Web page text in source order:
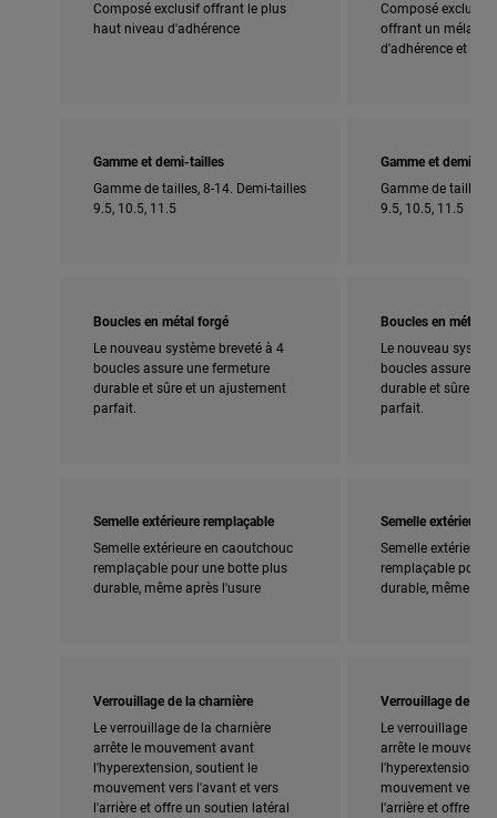
Composé exclusif offrant le plus
haut niveau d'adhérence
Composé exclusif
offrant un
d'adhérence et de
Gamme et demi-tailles
Gamme de tailles, 8-14. Demi-tailles
9.5, 10.5, 11.5
Gamme et demi-
Gamme de tailles,
9.5, 10.5, 11.5
Boucles en métal forgé
Le nouveau système breveté à 4
boucles assure une fermeture
durable et sûre et un ajustement
parfait.
Boucles en métal
Le nouveau
boucles assure
durable et sûre et
parfait.
Semelle extérieure remplaçable
Semelle extérieure en caoutchouc
remplaçable pour une botte plus
durable, même après l'usure
Semelle extérieure
Semelle extérieure
remplaçable pour
durable, même
Verrouillage de la charnière
Le verrouillage de la charnière
arrête le mouvement avant
l'hyperextension, soutient le
mouvement vers l'avant et vers
l'arrière et offre un soutien latéral
Verrouillage de la
Le verrouillage de
arrête le
l'hyperextension,
mouvement vers
l'arrière et offre un